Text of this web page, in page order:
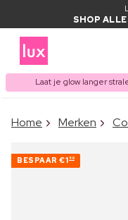
SHOP
Laat je glow langer
ITEM
Vaak
Home Merken
BESPAAR €1 50